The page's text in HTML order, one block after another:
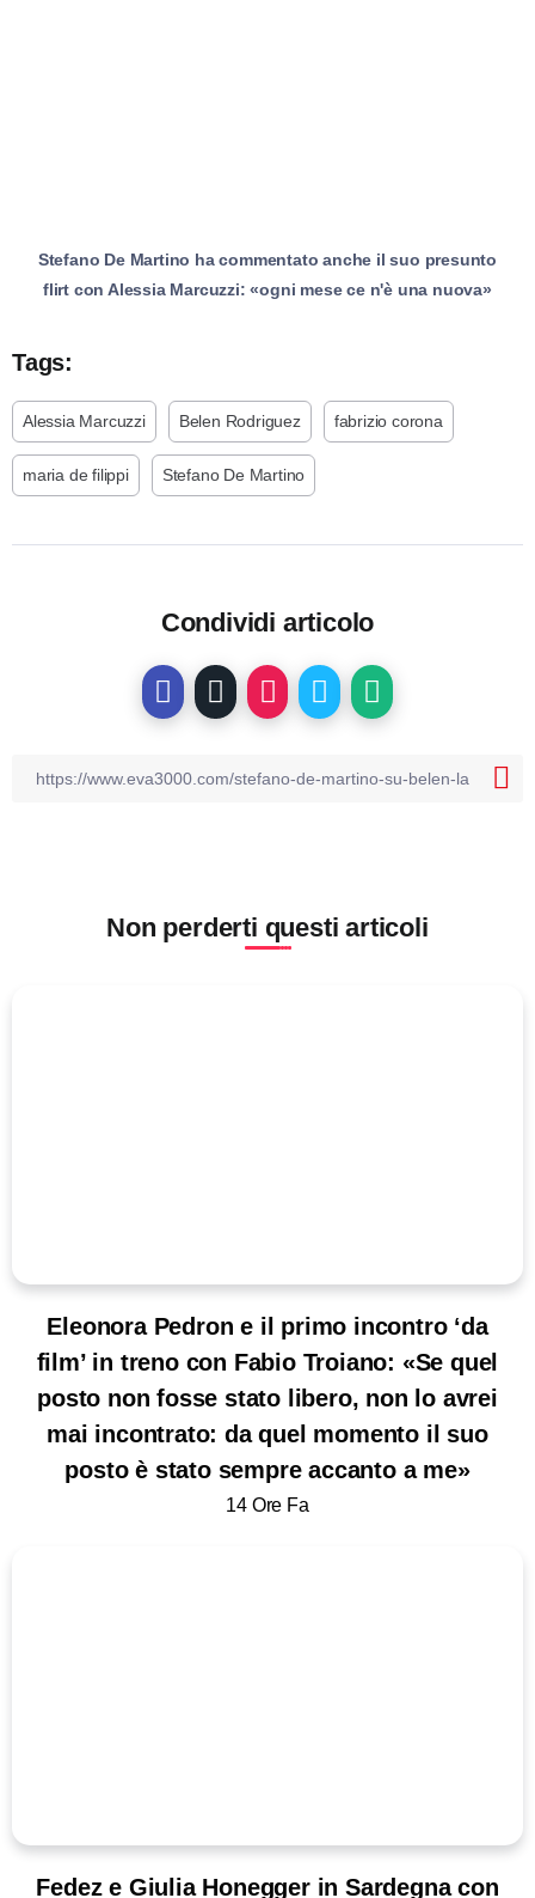
Stefano De Martino ha commentato anche il suo presunto
flirt con Alessia Marcuzzi: «ogni mese ce n'è una nuova»
Tags:
Alessia Marcuzzi Belen Rodriguez fabrizio corona
maria de filippi Stefano De Martino
Condividi articolo
Non perderti questi articoli
Eleonora Pedron e il primo incontro ‘da
film’ in treno con Fabio Troiano: «Se quel
posto non fosse stato libero, non lo avrei
mai incontrato: da quel momento il suo
posto è stato sempre accanto a me»
14 Ore Fa
Fedez e Giulia Honegger in Sardegna con